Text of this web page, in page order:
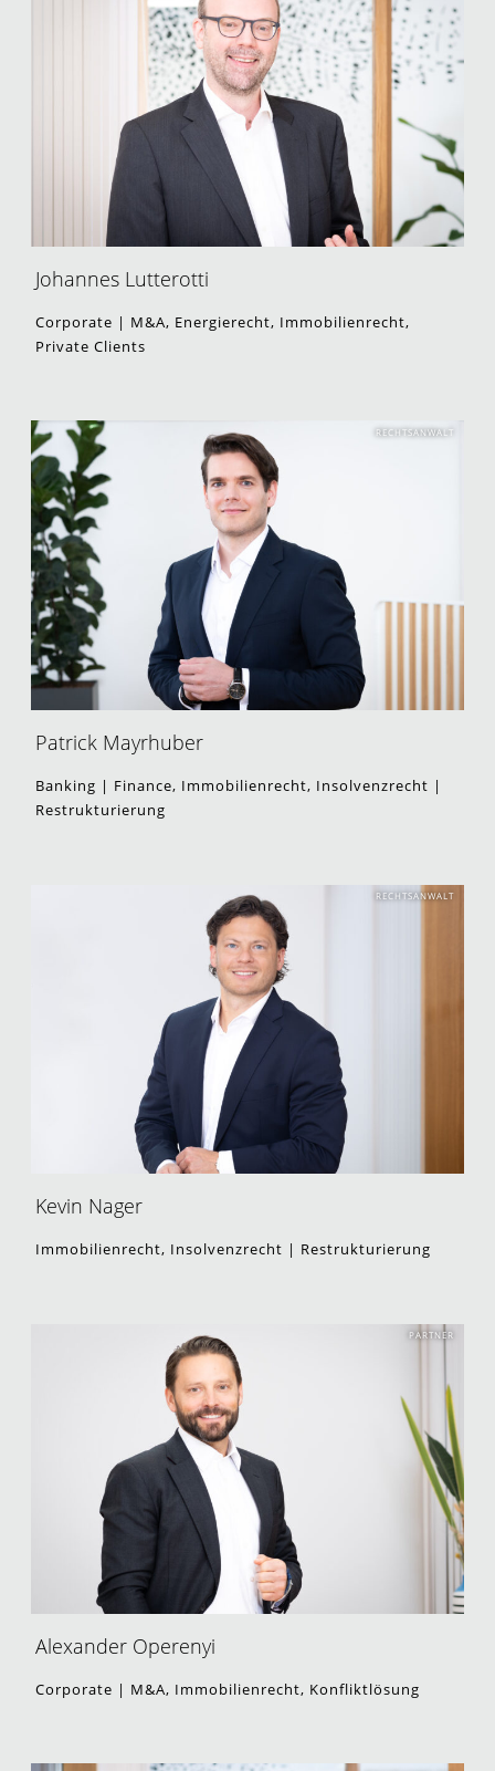
Johannes Lutterotti
Corporate | M&A, Energierecht, Immobilienrecht,
Private Clients
RECHTSANWALT
Patrick Mayrhuber
Banking | Finance, Immobilienrecht, Insolvenzrecht |
Restrukturierung
RECHTSANWALT
Kevin Nager
Immobilienrecht, Insolvenzrecht | Restrukturierung
PARTNER
Alexander Operenyi
Corporate | M&A, Immobilienrecht, Konfliktlösung